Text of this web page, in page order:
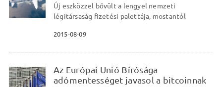
Új eszközzel bővült a lengyel nemzeti
légitársaság fizetési palettája, mostantól
2015-08-09
Az Európai Unió Bírósága
adómentességet javasol a bitcoinnak